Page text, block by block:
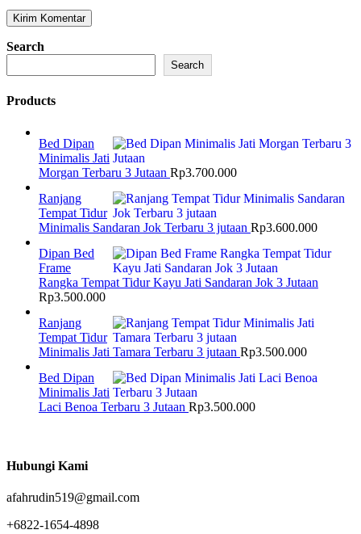
Search
Search
Products
Bed Dipan
Minimalis Jati
Morgan Terbaru 3 Jutaan Rp3.700.000
Ranjang
Tempat Tidur
Minimalis Sandaran Jok Terbaru 3 jutaan Rp3.600.000
Dipan Bed
Frame
Rangka Tempat Tidur Kayu Jati Sandaran Jok 3 Jutaan
Rp3.500.000
Ranjang
Tempat Tidur
Minimalis Jati Tamara Terbaru 3 jutaan Rp3.500.000
Bed Dipan
Minimalis Jati
Laci Benoa Terbaru 3 Jutaan Rp3.500.000
Hubungi Kami
afahrudin519@gmail.com
+6822-1654-4898